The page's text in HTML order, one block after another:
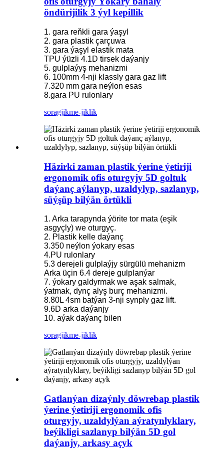
öndürijilik 3 ýyl kepillik
1. gara reňkli gara ýaşyl
2. gara plastik çarçuwa
3. gara ýaşyl elastik mata
TPU ýüzli 4.1D tirsek daýanjy
5. gulplaýyş mehanizmi
6. 100mm 4-nji klassly gara gaz lift
7.320 mm gara neýlon esas
8.gara PU rulonlary
soragjikme-jiklik
Häzirki zaman plastik ýerine ýetiriji
ergonomik ofis oturgyjy 5D goltuk
daýanç aýlanyp, uzaldylyp, sazlanyp,
süýşüp bilýän örtükli
1. Arka tarapynda ýörite tor mata (eşik
asgyçly) we oturgyç.
2. Plastik kelle daýanç
3.350 neýlon ýokary esas
4.PU rulonlary
5.3 derejeli gulplaýjy sürgülü mehanizm
Arka üçin 6.4 dereje gulplanýar
7. ýokary galdyrmak we aşak salmak,
ýatmak, dynç alyş burç mehanizmi.
8.80L 4sm batýan 3-nji synply gaz lift.
9.6D arka daýanjy
10. aýak daýanç bilen
soragjikme-jiklik
Gatlanýan dizaýnly döwrebap plastik
ýerine ýetiriji ergonomik ofis
oturgyjy, uzaldylýan aýratynlyklary,
beýikligi sazlanyp bilýän 5D gol
daýanjy, arkasy açyk